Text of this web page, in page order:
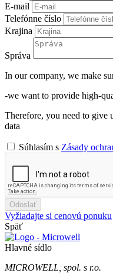
E-mail
Telefónne číslo
Krajina
Správa
In our company, we make
-we want to provide high-
Therefore, you need to give
data
Súhlasím s Zásady
Odoslať
Vyžiadajte si cenovú ponuku
Späť
Hlavné sídlo
MICROWELL, spol. s r.o.